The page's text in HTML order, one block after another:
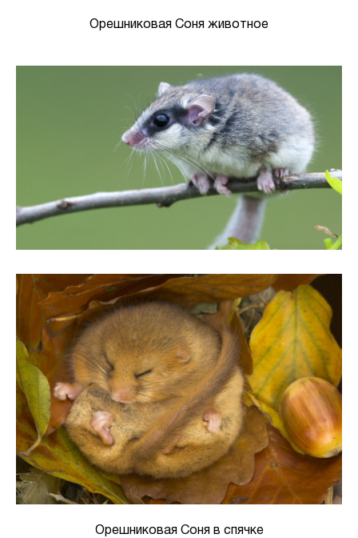
Орешниковая Соня животное
Орешниковая Соня в спячке